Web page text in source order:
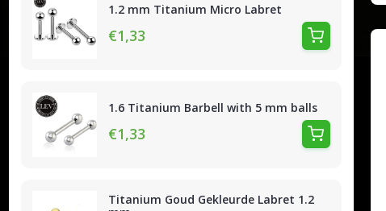
1.2 mm Titanium Micro Labret
€1,33
1.6 Titanium Barbell with 5 mm balls
€1,33
Titanium Goud Gekleurde Labret 1.2